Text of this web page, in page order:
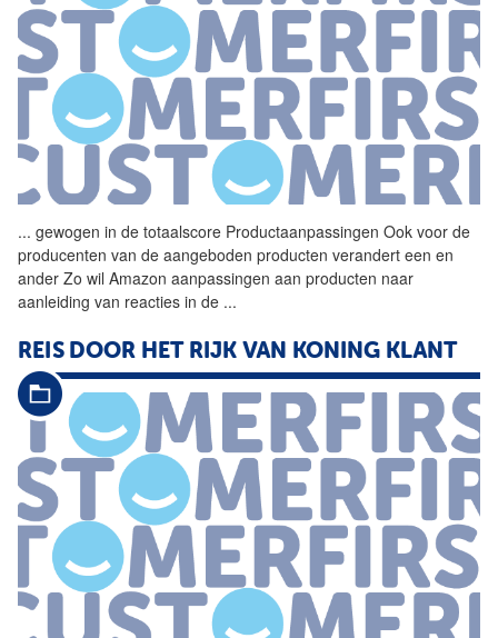
... gewogen in de totaalscore Productaanpassingen Ook voor de
producenten van de aangeboden producten verandert een en
ander Zo wil Amazon aanpassingen aan producten naar
aanleiding van reacties in de ...
REIS DOOR HET RIJK VAN KONING KLANT